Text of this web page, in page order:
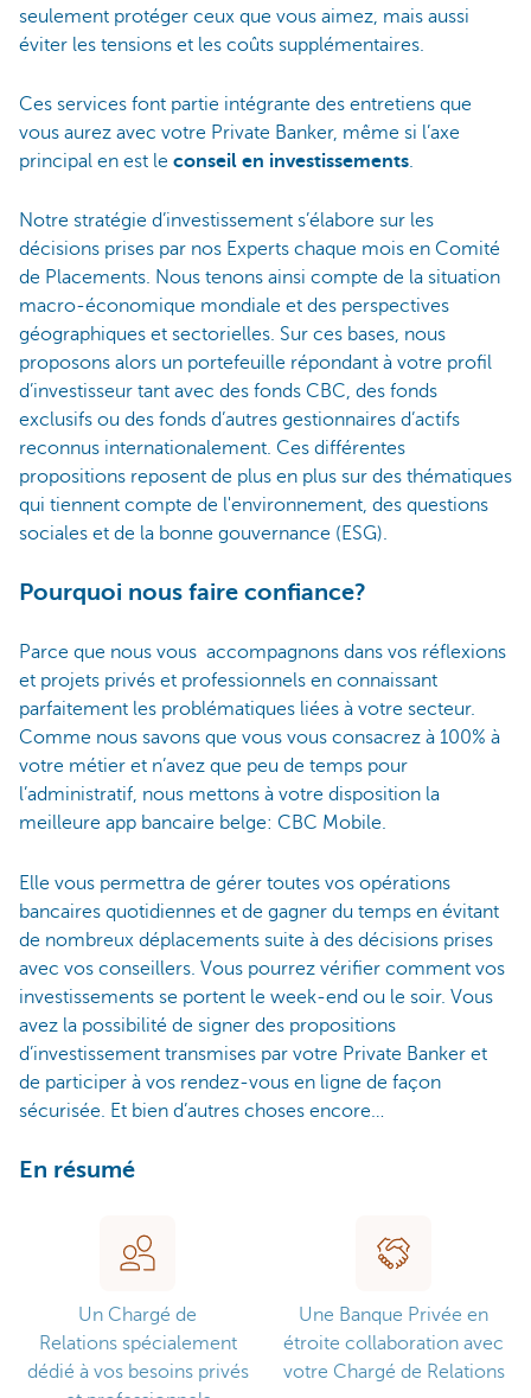
seulement protéger ceux que vous aimez, mais aussi
éviter les tensions et les coûts supplémentaires.
Ces services font partie intégrante des entretiens que
vous aurez avec votre Private Banker, même si l’axe
principal en est le conseil en investissements.
Notre stratégie d’investissement s’élabore sur les
décisions prises par nos Experts chaque mois en Comité
de Placements. Nous tenons ainsi compte de la situation
macro-économique mondiale et des perspectives
géographiques et sectorielles. Sur ces bases, nous
proposons alors un portefeuille répondant à votre profil
d’investisseur tant avec des fonds CBC, des fonds
exclusifs ou des fonds d’autres gestionnaires d’actifs
reconnus internationalement. Ces différentes
propositions reposent de plus en plus sur des thématiques
qui tiennent compte de l'environnement, des questions
sociales et de la bonne gouvernance (ESG).
Pourquoi nous faire confiance?
Parce que nous vous accompagnons dans vos réflexions
et projets privés et professionnels en connaissant
parfaitement les problématiques liées à votre secteur.
Comme nous savons que vous vous consacrez à 100% à
votre métier et n’avez que peu de temps pour
l’administratif, nous mettons à votre disposition la
meilleure app bancaire belge: CBC Mobile.
Elle vous permettra de gérer toutes vos opérations
bancaires quotidiennes et de gagner du temps en évitant
de nombreux déplacements suite à des décisions prises
avec vos conseillers. Vous pourrez vérifier comment vos
investissements se portent le week-end ou le soir. Vous
avez la possibilité de signer des propositions
d’investissement transmises par votre Private Banker et
de participer à vos rendez-vous en ligne de façon
sécurisée. Et bien d’autres choses encore…
En résumé
Un Chargé de
Relations spécialement
dédié à vos besoins privés
Une Banque Privée en
étroite collaboration avec
votre Chargé de Relations